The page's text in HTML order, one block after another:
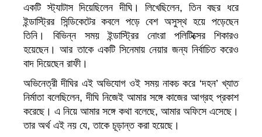
একটি স্ট্যাটাস দিয়েছিলেন দীঘি। লিখেছিলেন, তিন বছর ধরে
ইন্ডাস্ট্রির সিন্ডিকেটের কবলে পড়ে বেশ অসুস্থ হয়ে পড়েছেন
তিনি। বিভিন্ন সময় ইন্ডাস্ট্রির নোংরা পলিটিক্সের শিকারও
হয়েছেন। আর তাকে একটি সিনেমায় নেয়ার জন্য নির্বাচিত করেও
বাদ দিয়েছেন রাফী।
অভিনেত্রী দীঘির এই অভিযোগ ওই সময় নাকচ করে ‘দহন’ খ্যাত
নির্মাতা বলেছিলেন, দীঘি নিজেই আমার সঙ্গে কাজের আগ্রহ প্রকাশ
করেছে। এ নিয়ে আমার সঙ্গে কথা বলেছে, আমার অফিসে এসেছে।
তার অর্থ এই নয় যে, তাকে চূড়ান্ত করা হয়েছে।